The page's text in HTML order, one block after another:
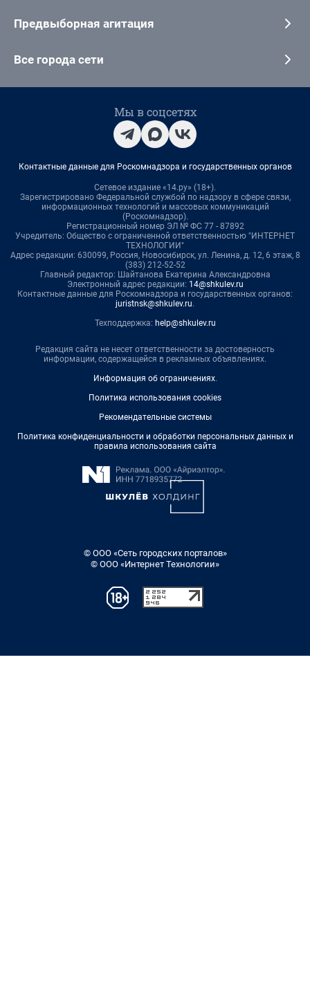
Предвыборная агитация
Все города сети
Мы в соцсетях
Контактные данные для Роскомнадзора и государственных органов
Сетевое издание «14.ру» (18+).
Зарегистрировано Федеральной службой по надзору в сфере связи,
информационных технологий и массовых коммуникаций
(Роскомнадзор).
Регистрационный номер ЭЛ № ФС 77 - 87892
Учредитель: Общество с ограниченной ответственностью "ИНТЕРНЕТ
ТЕХНОЛОГИИ"
Адрес редакции: 630099, Россия, Новосибирск, ул. Ленина, д. 12, 6 этаж, 8
(383) 212-52-52
Главный редактор: Шайтанова Екатерина Александровна
Электронный адрес редакции: 14@shkulev.ru
Контактные данные для Роскомнадзора и государственных органов:
juristnsk@shkulev.ru.
Техподдержка: help@shkulev.ru
Редакция сайта не несет ответственности за достоверность
информации, содержащейся в рекламных объявлениях.
Информация об ограничениях.
Политика использования cookies
Рекомендательные системы
Политика конфиденциальности и обработки персональных данных и
правила использования сайта
© ООО «Сеть городских порталов»
© ООО «Интернет Технологии»